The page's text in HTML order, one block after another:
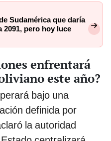
Sudamérica que daría
2091, pero hoy luce
enfrentará
este año?
bajo una
definida por
la autoridad